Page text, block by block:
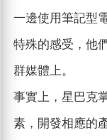
一邊使用筆記型
特殊的感受，他
群媒體上。
事實上，星巴克
素，開發相應的